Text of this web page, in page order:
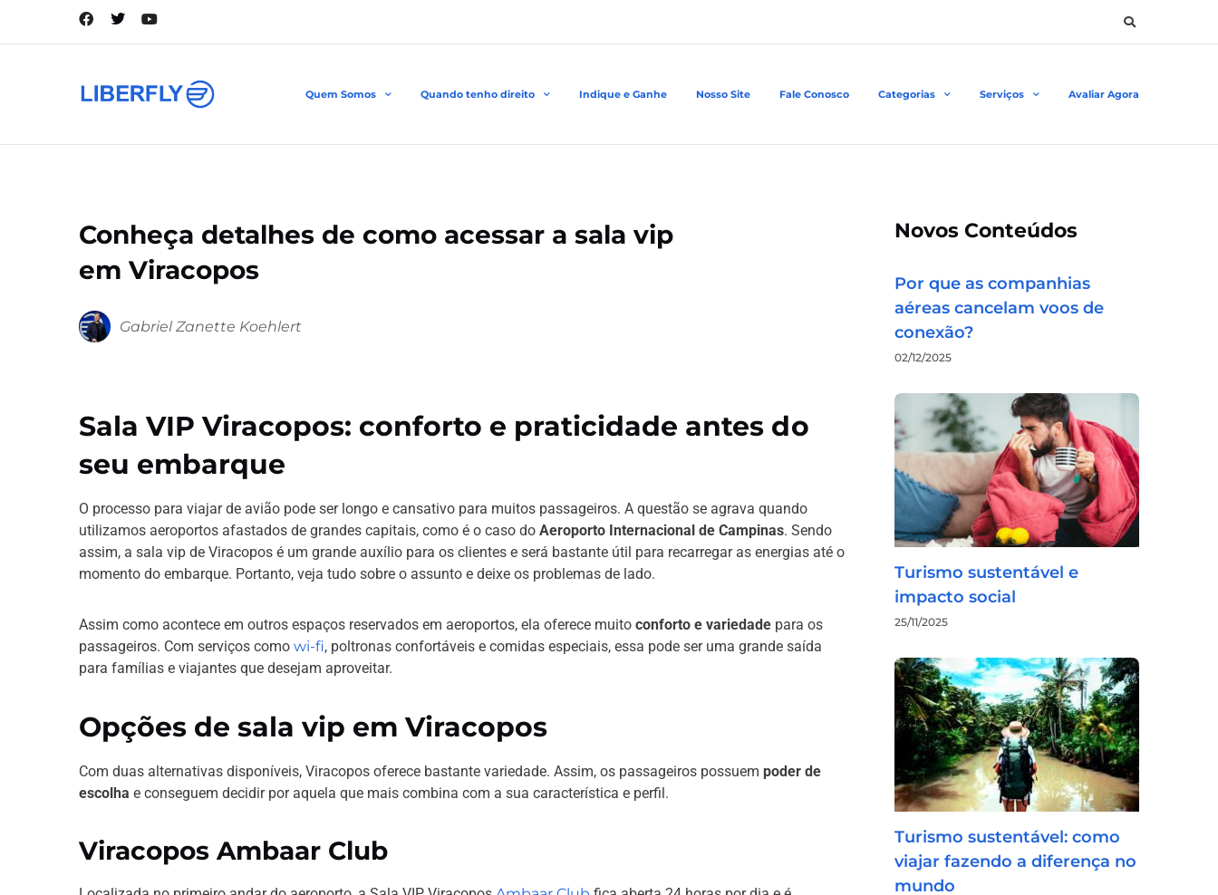
Quem Somos Quando tenho direito Indique e Ganhe Nosso Site Fale Conosco Categorias Serviços Avaliar Agora
Conheça detalhes de como acessar a sala vip
em Viracopos
Gabriel Zanette Koehlert
Sala VIP Viracopos: conforto e praticidade antes do
seu embarque
O processo para viajar de avião pode ser longo e cansativo para muitos passageiros. A questão se agrava quando
utilizamos aeroportos afastados de grandes capitais, como é o caso do Aeroporto Internacional de Campinas. Sendo
assim, a sala vip de Viracopos é um grande auxílio para os clientes e será bastante útil para recarregar as energias até o
momento do embarque. Portanto, veja tudo sobre o assunto e deixe os problemas de lado.
Assim como acontece em outros espaços reservados em aeroportos, ela oferece muito conforto e variedade para os
passageiros. Com serviços como wi-fi, poltronas confortáveis e comidas especiais, essa pode ser uma grande saída
para famílias e viajantes que desejam aproveitar.
Opções de sala vip em Viracopos
Com duas alternativas disponíveis, Viracopos oferece bastante variedade. Assim, os passageiros possuem poder de
escolha e conseguem decidir por aquela que mais combina com a sua característica e perfil.
Viracopos Ambaar Club
Novos Conteúdos
Por que as companhias
aéreas cancelam voos de
conexão?
02/12/2025
Turismo sustentável e
impacto social
25/11/2025
Turismo sustentável: como
viajar fazendo a diferença no
mundo